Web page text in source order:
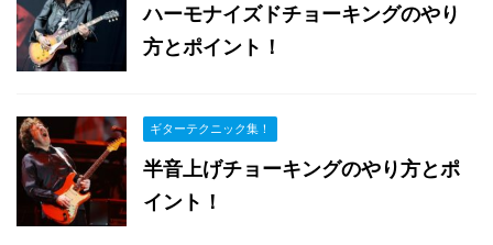
ハーモナイズドチョーキングのやり
方とポイント！
ギターテクニック集！
半音上げチョーキングのやり方とポ
イント！